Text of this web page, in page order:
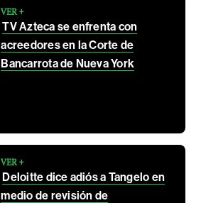
VER +
TV Azteca se enfrenta con
acreedores en la Corte de
Bancarrota de Nueva York
VER +
Deloitte dice adiós a Tangelo en
medio de revisión de